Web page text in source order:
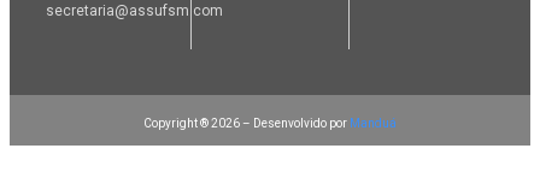
secretaria@assufsm.com
Copyright ® 2026 – Desenvolvido por Manduá